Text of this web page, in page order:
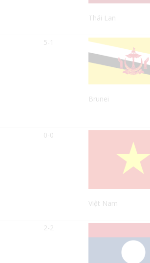
Thái Lan
5-1
Brunei
0-0
Việt Nam
2-2